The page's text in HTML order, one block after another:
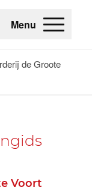
Menu
de Groote
Voort